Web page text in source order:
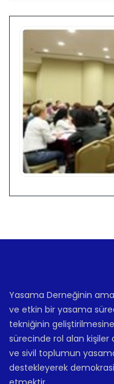
Yasama Derneğinin
ve etkin bir yasama
tekniğinin
sürecinde rol alan kişiler
ve sivil toplumun yasama
destekleyerek